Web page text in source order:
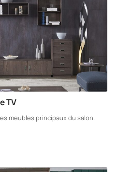
TV
meubles principaux du salon.